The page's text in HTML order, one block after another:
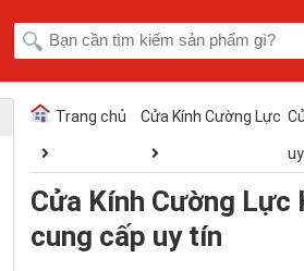
Trang chủ Cửa Kính Cường Lực
Cửa Kính Cường Lực
cung cấp uy tín